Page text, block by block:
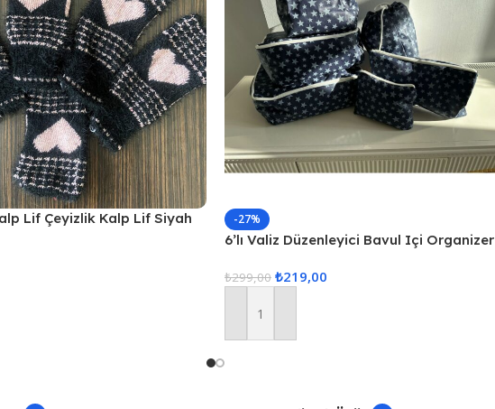
Lif Çeyizlik Kalp Lif Siyah
-27%
6’lı Valiz Düzenleyici Bavul Içi Organizer
₺299,00 ₺219,00
Sepete Ekle